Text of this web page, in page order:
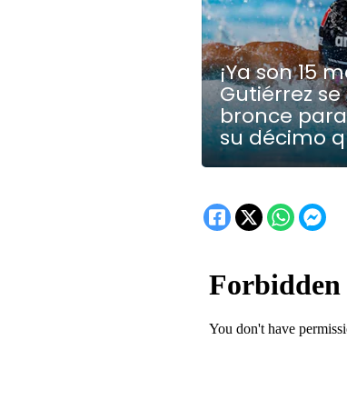
¡Ya son 15
Gutiérrez
bronce
su décimo